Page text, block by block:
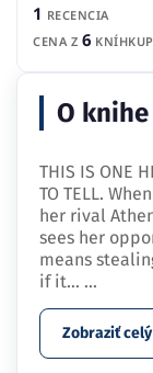
1 RECENCIA
CENA Z 6
O knihe
THIS IS ONE
TO TELL.
her rival
sees her
means
if it… ...
Zobraziť